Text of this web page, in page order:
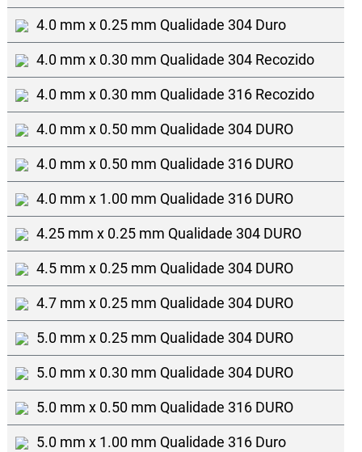
4.0 mm x 0.25 mm Qualidade 304 Duro
4.0 mm x 0.30 mm Qualidade 304 Recozido
4.0 mm x 0.30 mm Qualidade 316 Recozido
4.0 mm x 0.50 mm Qualidade 304 DURO
4.0 mm x 0.50 mm Qualidade 316 DURO
4.0 mm x 1.00 mm Qualidade 316 DURO
4.25 mm x 0.25 mm Qualidade 304 DURO
4.5 mm x 0.25 mm Qualidade 304 DURO
4.7 mm x 0.25 mm Qualidade 304 DURO
5.0 mm x 0.25 mm Qualidade 304 DURO
5.0 mm x 0.30 mm Qualidade 304 DURO
5.0 mm x 0.50 mm Qualidade 316 DURO
5.0 mm x 1.00 mm Qualidade 316 Duro